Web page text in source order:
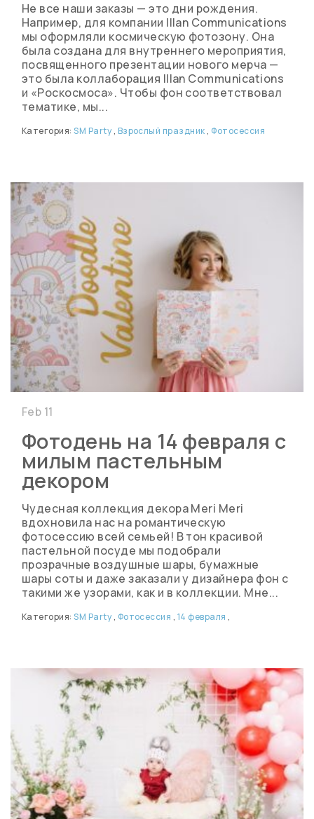
Не все наши заказы — это дни рождения.
Например, для компании Illan Сommunications
мы оформляли космическую фотозону. Она
была создана для внутреннего мероприятия,
посвященного презентации нового мерча —
это была коллаборация Illan Сommunications
и «Роскосмоса». Чтобы фон соответствовал
тематике, мы...
Категория:SM Party, Взрослый праздник, Фотосессия
Фотодень на 14 февраля с
милым пастельным
декором
Чудесная коллекция декора Meri Meri
вдохновила нас на романтическую
фотосессию всей семьей! В тон красивой
пастельной посуде мы подобрали
прозрачные воздушные шары, бумажные
шары соты и даже заказали у дизайнера фон с
такими же узорами, как и в коллекции. Мне...
Feb 11
Категория:SM Party, Фотосессия , 14 февраля,